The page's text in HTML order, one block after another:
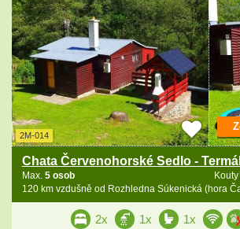
2M-014
Chata Červenohorské Sedlo -
Max. 5 osob
120 km vzdušně od Rozhledna Súkenická (hora
2x 1x 1x